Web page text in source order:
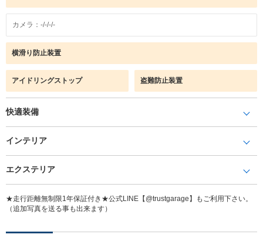
カメラ：-/-/-/-
横滑り防止装置
アイドリングストップ 盗難防止装置
快適装備
インテリア
エクステリア
★走行距離無制限1年保証付き★公式LINE【@trustgarage】もご利用下さい。
（追加写真を送る事も出来ます）